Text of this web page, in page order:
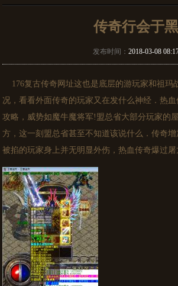
传奇行会于
发布时间： 2018-03-08
176复古传奇网址这也是底层的游玩家和祖玛
况，看看外面传奇的玩家又在发什么神经．热
攻略，威势如魔牛魔将军!盟总省大部分玩家的
方，这一刻盟总省甚至不知道该说什么．传奇
被掐的玩家身上并无明显外伤，热血传奇爆过